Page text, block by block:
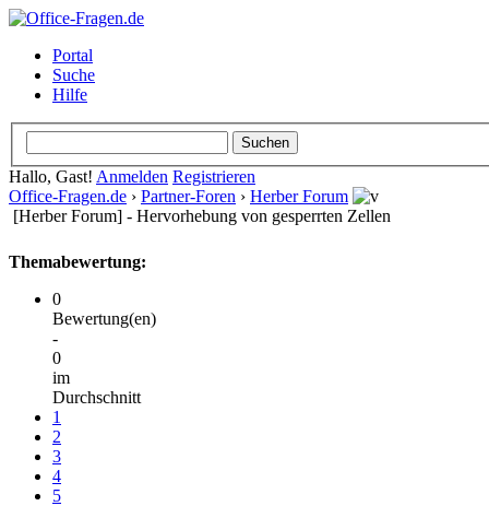
Portal
Suche
Hilfe
Hallo, Gast! Anmelden Registrieren
Office-Fragen.de › Partner-Foren › Herber Forum
[Herber Forum] - Hervorhebung von gesperrten Zellen
Themabewertung:
0
Bewertung(en)
-
0
im
Durchschnitt
1
2
3
4
5